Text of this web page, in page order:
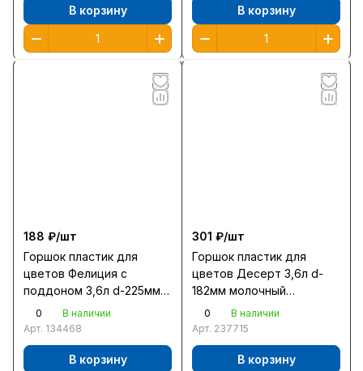
В корзину В корзину
188 ₽/шт
Горшок пластик для
цветов Фелиция с
поддоном 3,6л d-225мм
мрамор /С104М/
0
В наличии
Арт. 134468
В корзину
301 ₽/шт
Горшок пластик для
цветов Десерт 3,6л d-
182мм молочный
/438680700/86507/
0
В наличии
Арт. 237715
В корзину